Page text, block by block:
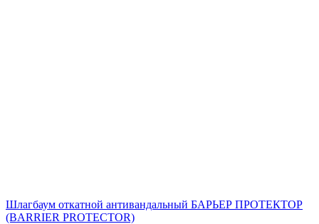
Шлагбаум откатной антивандальный БАРЬЕР ПРОТЕКТОР
(BARRIER PROTECTOR)